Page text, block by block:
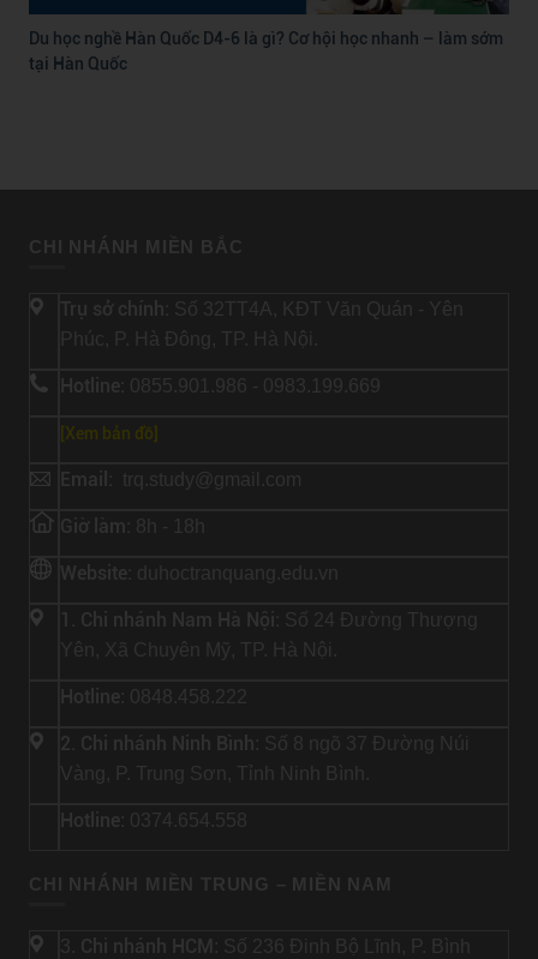
Du học nghề Hàn Quốc D4-6 là gì? Cơ hội học nhanh – làm sớm
tại Hàn Quốc
CHI NHÁNH MIỀN BẮC
Trụ sở chính: Số 32TT4A, KĐT Văn Quán - Yên
Phúc, P. Hà Đông, TP. Hà Nội.
Hotline: 0855.901.986 - 0983.199.669
[Xem bản đồ]
Email: trq.study@gmail.com
Giờ làm: 8h - 18h
Website: duhoctranquang.edu.vn
1. Chi nhánh Nam Hà Nội: Số 24 Đường Thượng
Yên, Xã Chuyên Mỹ, TP. Hà Nội.
Hotline: 0848.458.222
2. Chi nhánh Ninh Bình: Số 8 ngõ 37 Đường Núi
Vàng, P. Trung Sơn, Tỉnh Ninh Bình.
Hotline: 0374.654.558
CHI NHÁNH MIỀN TRUNG – MIỀN NAM
3. Chi nhánh HCM : Số 236 Đinh Bộ Lĩnh, P. Bình